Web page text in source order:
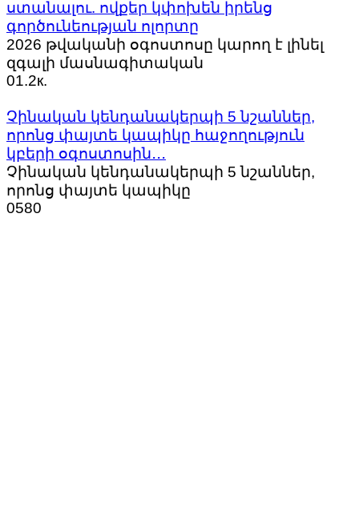
ստանալու. ովքեր կփոխեն իրենց
գործունեության ոլորտը
2026 թվականի օգոստոսը կարող է լինել
զգալի մասնագիտական
01.2к.
Չինական կենդանակերպի 5 նշաններ,
որոնց փայտե կապիկը հաջողություն
կբերի օգոստոսին․․․
Չինական կենդանակերպի 5 նշաններ,
որոնց փայտե կապիկը
0580